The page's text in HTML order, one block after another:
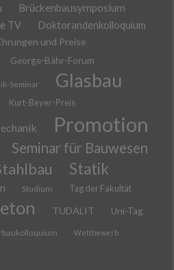
Brückenbausymposium
TV Doktorandenkolloquium
und Preise
George-Bähr-Forum
Seminar Glasbau
Kurt-Beyer-Preis
Promotion
Seminar für Bauwesen
Statik
Studium Tag der Fakultät
TUDALIT Uni-Tag
Wettbewerb